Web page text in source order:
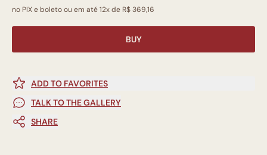
no PIX e boleto ou em até 12x de R$ 369,16
BUY
ADD TO FAVORITES
TALK TO THE GALLERY
SHARE